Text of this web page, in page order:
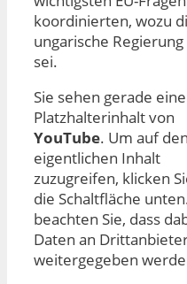
koordinierten, wozu
ungarische
sei.
Sie sehen gerade
Platzhalterinhalt von
YouTube. Um auf den
eigentlichen Inhalt
zuzugreifen, klicken
die Schaltfläche
beachten Sie, dass
Daten an
weitergegeben